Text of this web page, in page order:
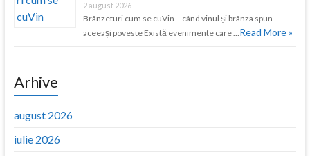
2 august 2026
Brânzeturi cum se cuVin – când vinul și brânza spun
aceeași poveste Există evenimente care …Read More »
Arhive
august 2026
iulie 2026